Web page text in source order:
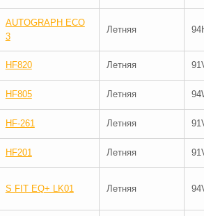
AUTOGRAPH ECO
3
Летняя
HF820 Летняя
HF805 Летняя
HF-261 Летняя
HF201 Летняя
S FIT EQ+ LK01 Летняя